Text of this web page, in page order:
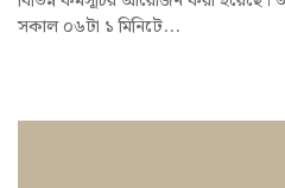
সকাল ০৬টা ১ মিনিটে...